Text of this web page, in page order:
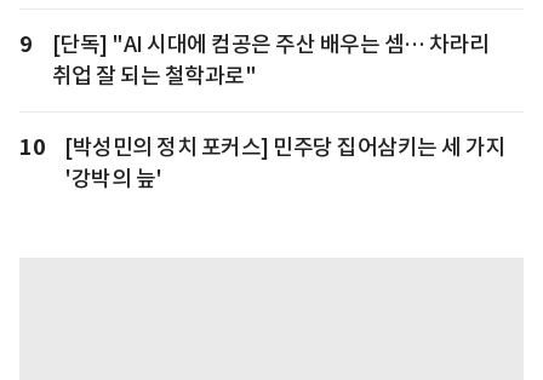
9
[단독] "AI 시대에 컴공은 주산 배우는 셈… 차라리
취업 잘 되는 철학과로"
10
[박성민의 정치 포커스] 민주당 집어삼키는 세 가지
'강박의 늪'